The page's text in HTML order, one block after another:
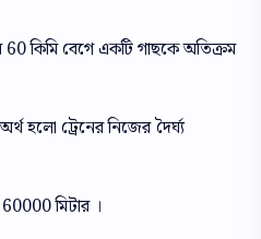
60 কিমি বেগে একটি গাছকে অতিক্রম
হলো ট্রেনের নিজের দৈর্ঘ্য
মিটার ।